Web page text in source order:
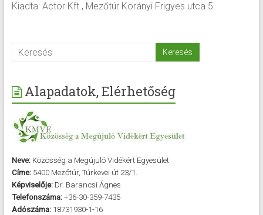
Kiadta: Actor Kft., Mezőtúr Korányi Frigyes utca 5.
Alapadatok, Elérhetőség
Neve:Közösség a Megújuló Vidékért Egyesület
Címe:5400 Mezőtúr, Túrkevei út 23/1.
Képviselője:Dr. Barancsi Ágnes
Telefonszáma:+36-30-359-7435
Adószáma:18731930-1-16